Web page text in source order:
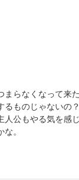
らなくなって来
ものじゃないの
人公もやる気を感
。